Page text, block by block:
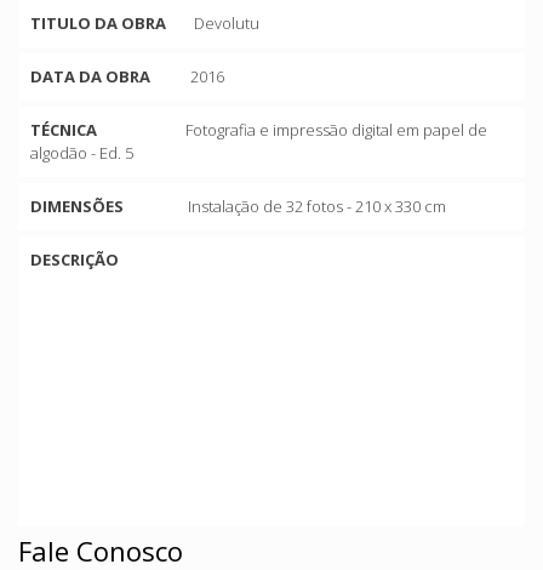
TITULO DA OBRA Devolutu
DATA DA OBRA 2016
TÉCNICA
Fotografia e impressão digital em papel de
algodão - Ed. 5
DIMENSÕES Instalação de 32 fotos - 210 x 330 cm
DESCRIÇÃO
Fale Conosco